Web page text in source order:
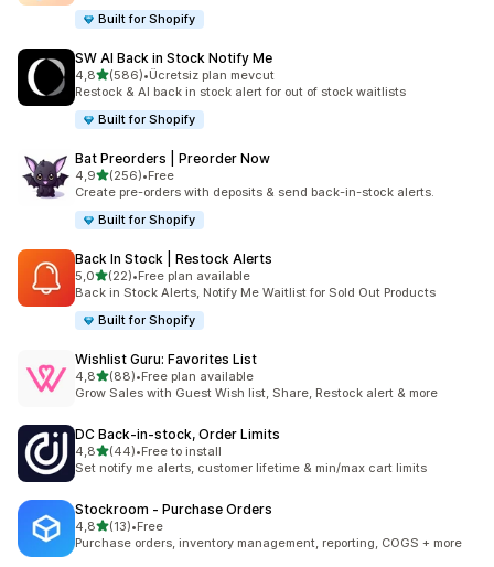
Built for Shopify
SW AI Back in Stock Notify Me
4,85 yıldız üzerinden
(586)
toplam 586 değerlendirme
•Ücretsiz plan mevcut
Restock & AI back in stock alert for out of stock waitlists
Built for Shopify
Bat Preorders | Preorder Now
4,95 yıldız üzerinden
(256)
toplam 256 değerlendirme
•Free
Create pre-orders with deposits & send back-in-stock alerts.
Built for Shopify
Back In Stock | Restock Alerts
5,05 yıldız üzerinden
(22)
toplam 22 değerlendirme
•Free plan available
Back in Stock Alerts, Notify Me Waitlist for Sold Out Products
Built for Shopify
Wishlist Guru: Favorites List
4,85 yıldız üzerinden
(88)
toplam 88 değerlendirme
•Free plan available
Grow Sales with Guest Wish list, Share, Restock alert & more
DC Back‑in‑stock, Order Limits
4,85 yıldız üzerinden
(44)
toplam 44 değerlendirme
•Free to install
Set notify me alerts, customer lifetime & min/max cart limits
Stockroom ‑ Purchase Orders
4,85 yıldız üzerinden
(13)
toplam 13 değerlendirme
•Free
Purchase orders, inventory management, reporting, COGS + more